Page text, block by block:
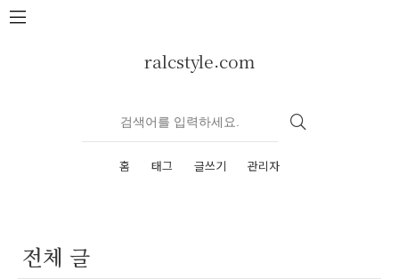
본문 바로가기
ralcstyle.com
홈 태그 글쓰기 관리자
전체 글